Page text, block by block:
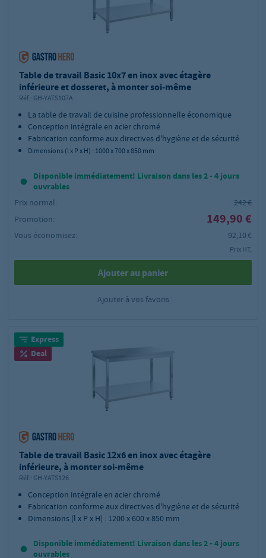
Table de travail Basic 10x7 en inox avec étagère
inférieure et dosseret, à monter soi-même
Réf.: GH-YATS107A
La table de travail de cuisine professionnelle économique
Conception intégrale en acier chromé
Fabrication conforme aux directives d'hygiène et de sécurité
Dimensions (l x P x H) : 1000 x 700 x 850 mm
Disponible immédiatement! Livraison dans les 2 - 4 jours
ouvrables
Prix normal:
242 €
Promotion:
149,90 €
Vous économisez: 92,10 €
Prix HT,
Ajouter au panier
Ajouter à vos favoris
Express
Deal
Table de travail Basic 12x6 en inox avec étagère
inférieure, à monter soi-même
Réf.: GH-YATS126
Conception intégrale en acier chromé
Fabrication conforme aux directives d'hygiène et de sécurité
Dimensions (l x P x H) : 1200 x 600 x 850 mm
Disponible immédiatement! Livraison dans les 2 - 4 jours
ouvrables